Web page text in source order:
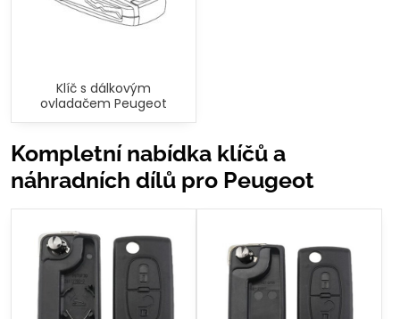
Klíč s dálkovým
ovladačem Peugeot
Kompletní nabídka klíčů a
náhradních dílů pro Peugeot